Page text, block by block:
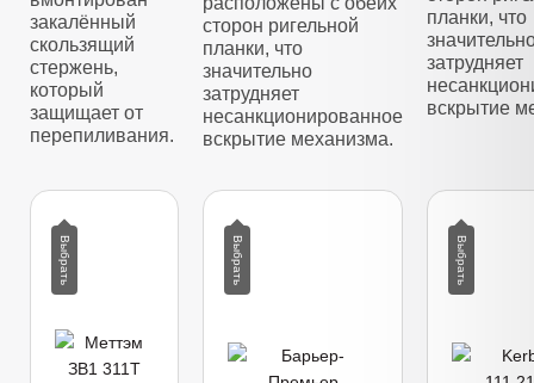
закалённый
скользящий
стержень,
который
защищает от
перепиливания.
сторон ригельной
планки, что
значительно
затрудняет
несанкционированное
вскрытие механизма.
планки, что
затрудняет
вскрытие